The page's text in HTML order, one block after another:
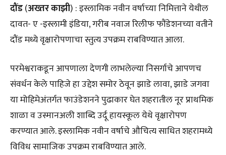
दौंड(अख्तर काझी) : इस्लामिक नवीन वर्षाच्या निमित्ताने येथील
दावत- ए -इस्लामी इंडिया, गरीब नवाज रिलीफ फौंडेशनच्या वतीने
दौंड मध्ये वृक्षारोपणाचा स्तुत्य उपक्रम राबविण्यात आला.
परमेश्वराकडून आपणाला देणगी लाभलेल्या निसर्गाचे आपणच
संवर्धन केले पाहिजे हा उद्देश समोर ठेवून झाडे लावा, झाडे जगवा
या मोहिमेअंतर्गत फाउंडेशनने पुढाकार घेत शहरातील नूर प्राथमिक
शाळा व उस्मानअली शाब्दि उर्दू हायस्कूल येथे वृक्षारोपण
करण्यात आले. इस्लामिक नवीन वर्षाचे औचित्य साधित शहरामध्ये
विविध सामाजिक उपक्रम राबविण्यात आले.